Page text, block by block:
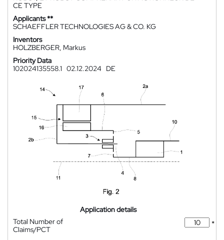
CE TYPE
Applicants **
SCHAEFFLER TECHNOLOGIES AG & CO. KG
Inventors
HOLZBERGER, Markus
Priority Data
102024135558.1 02.12.2024 DE
Application details
Total Number of
Claims/PCT
*